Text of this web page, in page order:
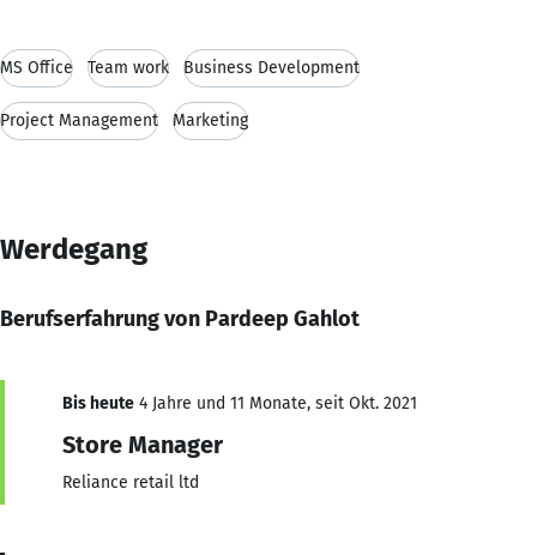
MS Office Team work Business Development
Project Management Marketing
Werdegang
Berufserfahrung von Pardeep Gahlot
Bis heute 4 Jahre und 11 Monate, seit Okt. 2021
Store Manager
Reliance retail ltd